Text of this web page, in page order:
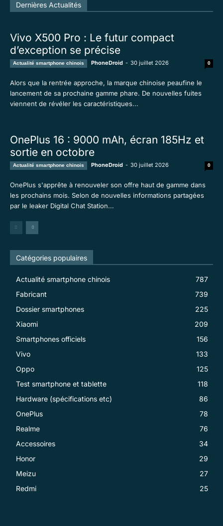
Dernières Actualités
Vivo X500 Pro : Le futur compact
d’exception se précise
Actualité smartphone chinois PhoneDroid - 30 juillet 2026 0
Alors que la rentrée approche, la marque chinoise peaufine le
lancement de sa prochaine gamme phare. De nouvelles fuites
viennent de révéler les caractéristiques...
OnePlus 16 : 9000 mAh, écran 185Hz et
sortie en octobre
Actualité smartphone chinois PhoneDroid - 30 juillet 2026 0
OnePlus s'apprête à renouveler son offre haut de gamme dans
les prochains mois. Selon de nouvelles informations partagées
par le leaker Digital Chat Station...
Catégories populaires
Actualité smartphone chinois
787
Fabricant
739
Dossier smartphones
225
Xiaomi
209
Smartphones officiels
156
Vivo
133
Oppo
125
Test smartphone et tablette
118
Hardware (spécifications etc)
86
OnePlus
78
Realme
76
Accessoires
34
Honor
29
Meizu
27
Redmi
25